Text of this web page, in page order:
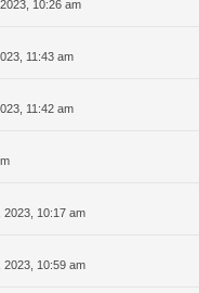
10:26 am
11:43 am
11:42 am
2023, 10:17 am
2023, 10:59 am